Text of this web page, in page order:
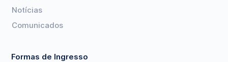
Notícias
Comunicados
Formas de Ingresso